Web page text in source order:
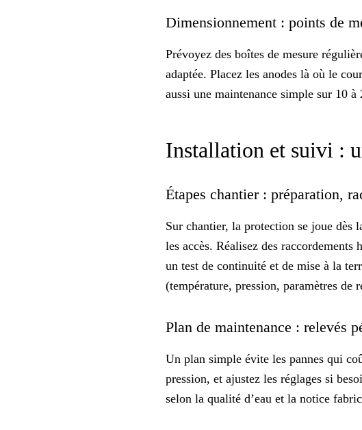
Dimensionnement : points de
Prévoyez des boîtes de mesure
adaptée. Placez les anodes là où le
aussi une maintenance simple sur 10 à
Installation et suivi :
Étapes chantier : préparation,
Sur chantier, la protection se joue dès
les accès. Réalisez des
un test de continuité et de mise à la
(température, pression, paramètres de
Plan de maintenance : relevés
Un plan simple évite les pannes qui
pression, et ajustez les réglages si
selon la qualité d’eau et la notice